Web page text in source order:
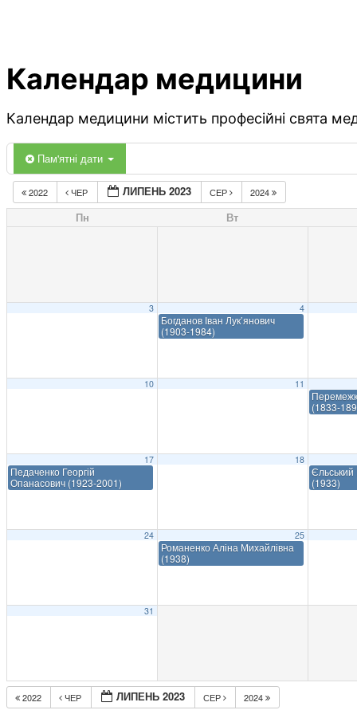
Календар медицини
Календар медицини містить професійні свята
Пам'ятні дати
2022 ЧЕР ЛИПЕНЬ 2023 СЕР 2024
Пн Вт
3 4
Богданов Іван Лук’янович
(1903-1984)
10 11
(1833-
17
Педаченко Георгій
Опанасович (1923-2001)
18
Єльський
(1933)
24 25
Романенко Аліна Михайлівна
(1938)
31
2022 ЧЕР ЛИПЕНЬ 2023 СЕР 2024